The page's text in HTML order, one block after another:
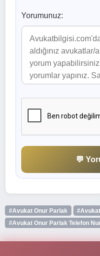
Yorumunuz:
💬
#Avukat Onur Parlak
#Avukat Onur Parlak Telefon